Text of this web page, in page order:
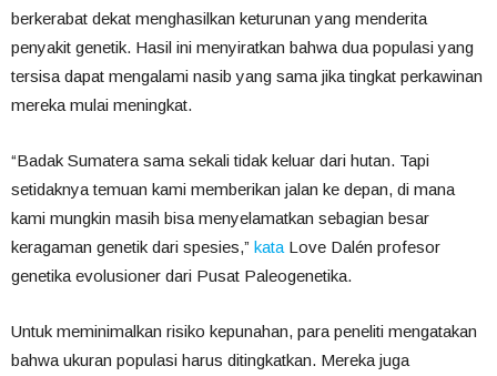
berkerabat dekat menghasilkan keturunan yang menderita
penyakit genetik. Hasil ini menyiratkan bahwa dua populasi yang
tersisa dapat mengalami nasib yang sama jika tingkat perkawinan
mereka mulai meningkat.
“Badak Sumatera sama sekali tidak keluar dari hutan. Tapi
setidaknya temuan kami memberikan jalan ke depan, di mana
kami mungkin masih bisa menyelamatkan sebagian besar
keragaman genetik dari spesies,” kata Love Dalén profesor
genetika evolusioner dari Pusat Paleogenetika.
Untuk meminimalkan risiko kepunahan, para peneliti mengatakan
bahwa ukuran populasi harus ditingkatkan. Mereka juga